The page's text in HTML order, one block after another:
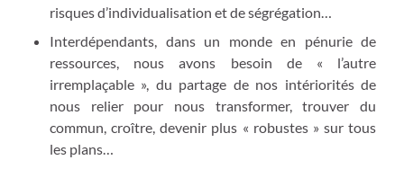
risques d’individualisation et de ségrégation…
Interdépendants, dans un monde en pénurie de
ressources, nous avons besoin de « l’autre
irremplaçable », du partage de nos intériorités de
nous relier pour nous transformer, trouver du
commun, croître, devenir plus « robustes » sur tous
les plans…